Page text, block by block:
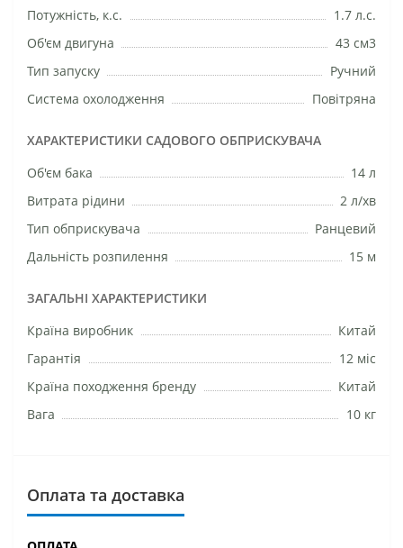
Потужність, к.с.
1.7 л.с.
Об'єм двигуна
43 см3
Тип запуску
Ручний
Система охолодження
Повітряна
ХАРАКТЕРИСТИКИ САДОВОГО ОБПРИСКУВАЧА
Об'єм бака
14 л
Витрата рідини
2 л/хв
Тип обприскувача
Ранцевий
Дальність розпилення
15 м
ЗАГАЛЬНІ ХАРАКТЕРИСТИКИ
Країна виробник
Китай
Гарантія
12 міс
Країна походження бренду
Китай
Вага
10 кг
Оплата та доставка